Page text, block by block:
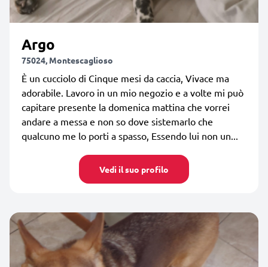
Argo
75024, Montescaglioso
È un cucciolo di Cinque mesi da caccia, Vivace ma
adorabile. Lavoro in un mio negozio e a volte mi può
capitare presente la domenica mattina che vorrei
andare a messa e non so dove sistemarlo che
qualcuno me lo porti a spasso, Essendo lui non un...
Vedi il suo profilo